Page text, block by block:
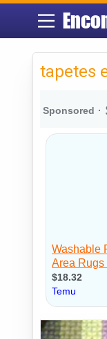
tapetes